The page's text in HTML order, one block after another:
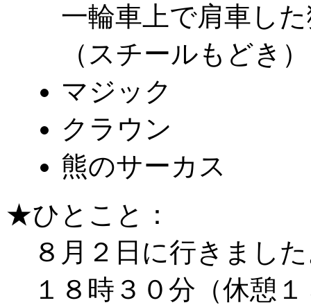
一輪車上で肩車し
（スチールもどき
マジック
クラウン
熊のサーカス
★ひとこと：
８月２日に行きまし
１８時３０分（休憩